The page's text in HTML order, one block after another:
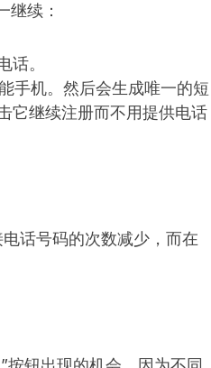
继续：
。
手机。然后会生成唯一的短
它继续注册而不用提供电话
话号码的次数减少，而在